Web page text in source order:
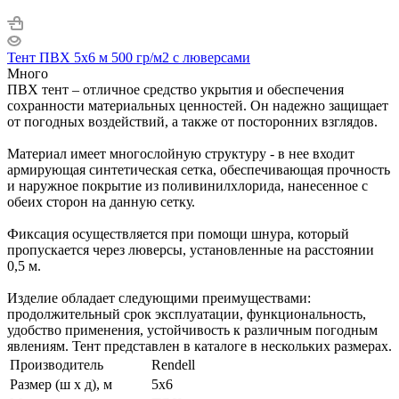
Тент ПВХ 5x6 м 500 гр/м2 с люверсами
Много
ПВХ тент – отличное средство укрытия и обеспечения
сохранности материальных ценностей. Он надежно защищает
от погодных воздействий, а также от посторонних взглядов.
Материал имеет многослойную структуру - в нее входит
армирующая синтетическая сетка, обеспечивающая прочность
и наружное покрытие из поливинилхлорида, нанесенное с
обеих сторон на данную сетку.
Фиксация осуществляется при помощи шнура, который
пропускается через люверсы, установленные на расстоянии
0,5 м.
Изделие обладает следующими преимуществами:
продолжительный срок эксплуатации, функциональность,
удобство применения, устойчивость к различным погодным
явлениям. Тент представлен в каталоге в нескольких размерах.
Производитель
Rendell
Размер (ш х д), м
5х6